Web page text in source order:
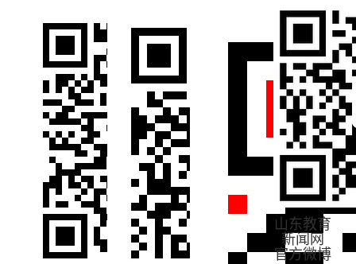
山东教育
新闻网
官方微博